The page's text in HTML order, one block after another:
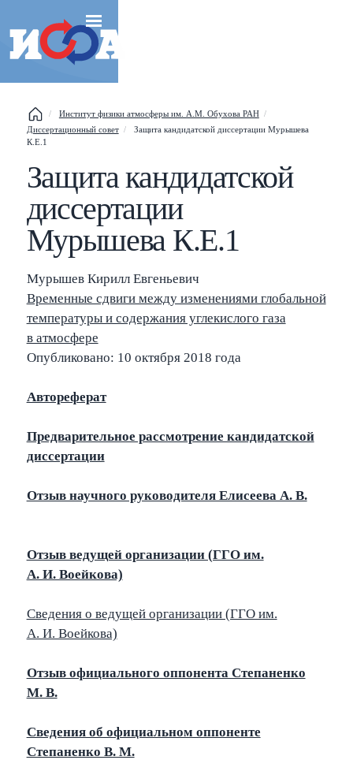
Институт физики атмосферы им. А.М. Обухова РАН
Диссертационный совет
Защита кандидатской диссертации Мурышева
К.Е.1
Защита кандидатской
диссертации
Мурышева К.Е.1
Мурышев Кирилл Евгеньевич
Временные сдвиги между изменениями глобальной
температуры и содержания углекислого газа
в атмосфере
Опубликовано: 10 октября 2018 года
Автореферат
Предварительное рассмотрение кандидатской
диссертации
Отзыв научного руководителя Елисеева А. В.
Отзыв ведущей организации (ГГО им.
А. И. Воейкова)
Сведения о ведущей организации (ГГО им.
А. И. Воейкова)
Отзыв официального оппонента Степаненко
М. В.
Сведения об официальном оппоненте
Степаненко В. М.
Esc
This help popup Shift + ?
Search popup /